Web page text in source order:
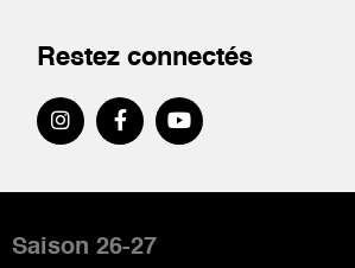
Restez connectés
de
Saison 26-27